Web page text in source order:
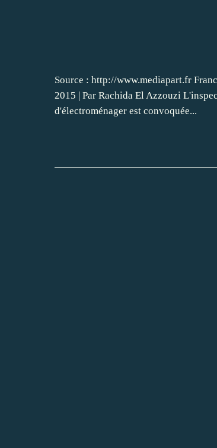
Source : http://www.mediapart.fr
2015 | Par Rachida El Azzouzi
d'électroménager est convoquée...